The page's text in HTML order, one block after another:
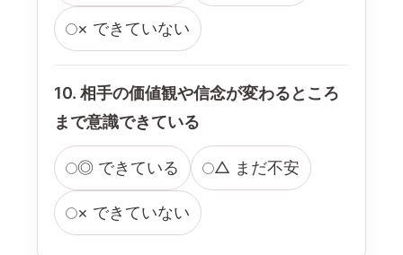
× できていない
10. 相手の価値観や信念が変わるところ
まで意識できている
◎ できている △ まだ不安
× できていない